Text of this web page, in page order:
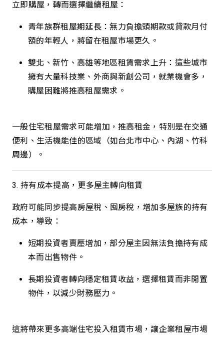
立即購屋，轉而選擇繼續租屋：
青年族群租屋期延長：無力負擔頭期款或貸款月付
額的年輕人，將留在租屋市場更久。
雙北、新竹、高雄等地區租賃需求上升：這些城市
擁有大量科技業、外商與新創公司，就業機會多，
購屋困難將推高租屋需求。
一般住宅租屋需求可能增加，推高租金，特別是在交通
便利、生活機能佳的區域（如台北市中心、內湖、竹科
周邊）。
3. 持有成本提高，更多屋主轉向租賃
政府可能同步提高房屋稅、囤房稅，增加多屋族的持有
成本，導致：
短期投資者賣壓增加，部分屋主因無法負擔持有成
本而出售物件。
長期投資者轉向穩定租賃收益，選擇租賃而非閒置
物件，以減少財務壓力。
這將帶來更多高端住宅投入租賃市場，讓企業租屋市場